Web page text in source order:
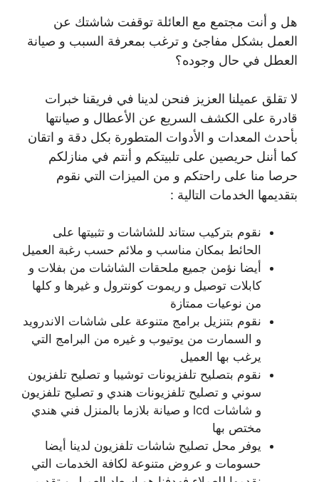
هل و أنت مجتمع مع العائلة توقفت شاشتك عن
العمل بشكل مفاجئ و ترغب بمعرفة السبب و صيانة
العطل في حال وجوده؟
لا تقلق عميلنا العزيز فنحن لدينا في فريقنا خبرات
قادرة على الكشف السريع عن الأعطال و صيانتها
بأحدث المعدات و الأدوات المتطورة بكل دقة و اتقان
كما أننل حريصين على تلبيتكم و أنتم في منازلكم
حرصا منا على راحتكم و من الميزات التي نقوم
بتقديمها الخدمات التالية :
نقوم بتركيب ستاند للشاشات و تثبيتها على
الحائط بمكان مناسب و ملائم حسب رغبة العميل
أيضا نؤمن جميع ملحقات الشاشات من بفلات و
كابلات توصيل و ريموت كونترول و غيرها و كلها
من نوعيات ممتازة
نقوم بتنزيل برامج متنوعة على شاشات الاندرويد
و السمارت من يوتيوب و غيره من البرامج التي
يرغب بها العميل
نقوم بتصليح تلفزيونات توشيبا و تصليح تلفزيون
سوني و تصليح تلفزيونات هندي و تصليح تلفزيون
و شاشات lcd و صيانة بلازما بالمنزل فني هندي
مختص بها
يوفر محل تصليح شاشات تلفزيون لدينا أيضا
حسومات و عروض متنوعة لكافة الخدمات التي